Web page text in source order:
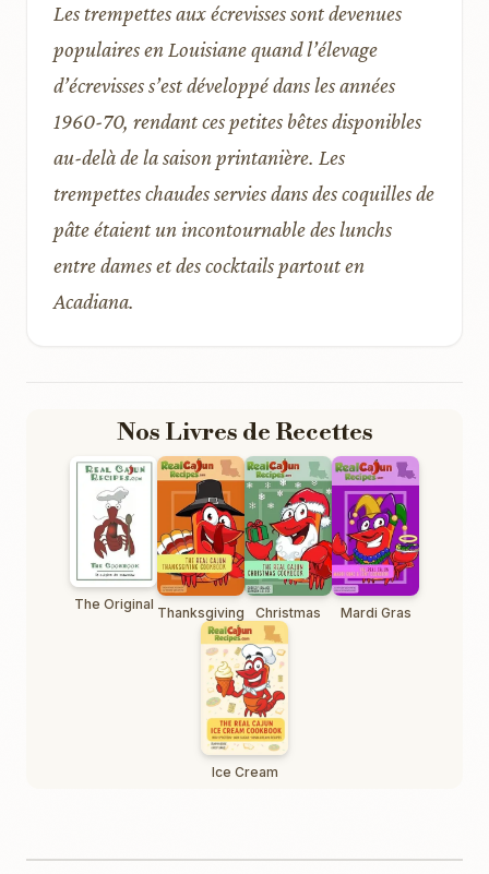
Les trempettes aux écrevisses sont devenues
populaires en Louisiane quand l’élevage
d’écrevisses s’est développé dans les années
1960-70, rendant ces petites bêtes disponibles
au-delà de la saison printanière. Les
trempettes chaudes servies dans des coquilles de
pâte étaient un incontournable des lunchs
entre dames et des cocktails partout en
Acadiana.
Nos Livres de Recettes
The Original Thanksgiving Christmas Mardi Gras
Ice Cream